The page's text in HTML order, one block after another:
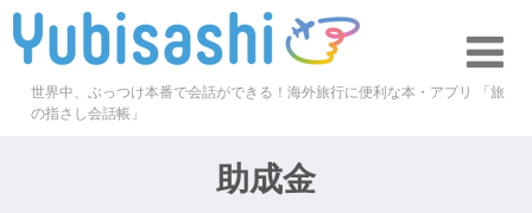
世界中、ぶっつけ本番で会話ができる！海外旅行に便利な本・アプリ 「旅
の指さし会話帳」
助成金